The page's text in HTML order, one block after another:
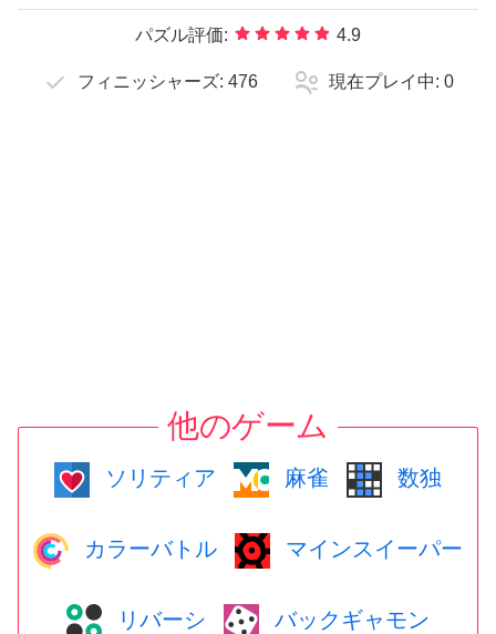
パズル評価: 4.9
フィニッシャーズ: 476 現在プレイ中: 0
他のゲーム
ソリティア 麻雀 数独
カラーバトル マインスイーパー
リバーシ バックギャモン